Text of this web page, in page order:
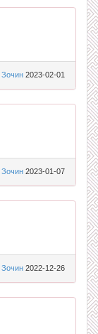
Зочин 2023-02-01
Зочин 2023-01-07
Зочин 2022-12-26